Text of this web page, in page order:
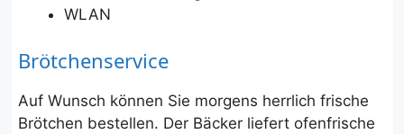
WLAN
Brötchenservice
Auf Wunsch können Sie morgens herrlich frische
Brötchen bestellen. Der Bäcker liefert ofenfrische